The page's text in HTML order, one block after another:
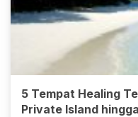
5 Tempat Healing
Private Island